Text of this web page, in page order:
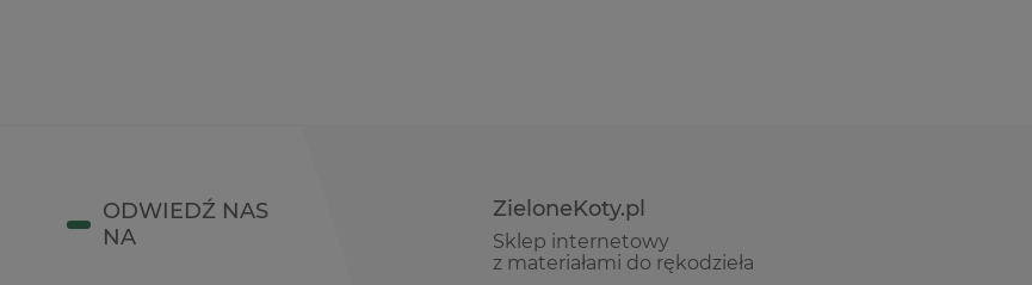
ZieloneKoty.pl
Sklep internetowy
z materiałami do rękodzieła
ODWIEDŹ NAS
NA